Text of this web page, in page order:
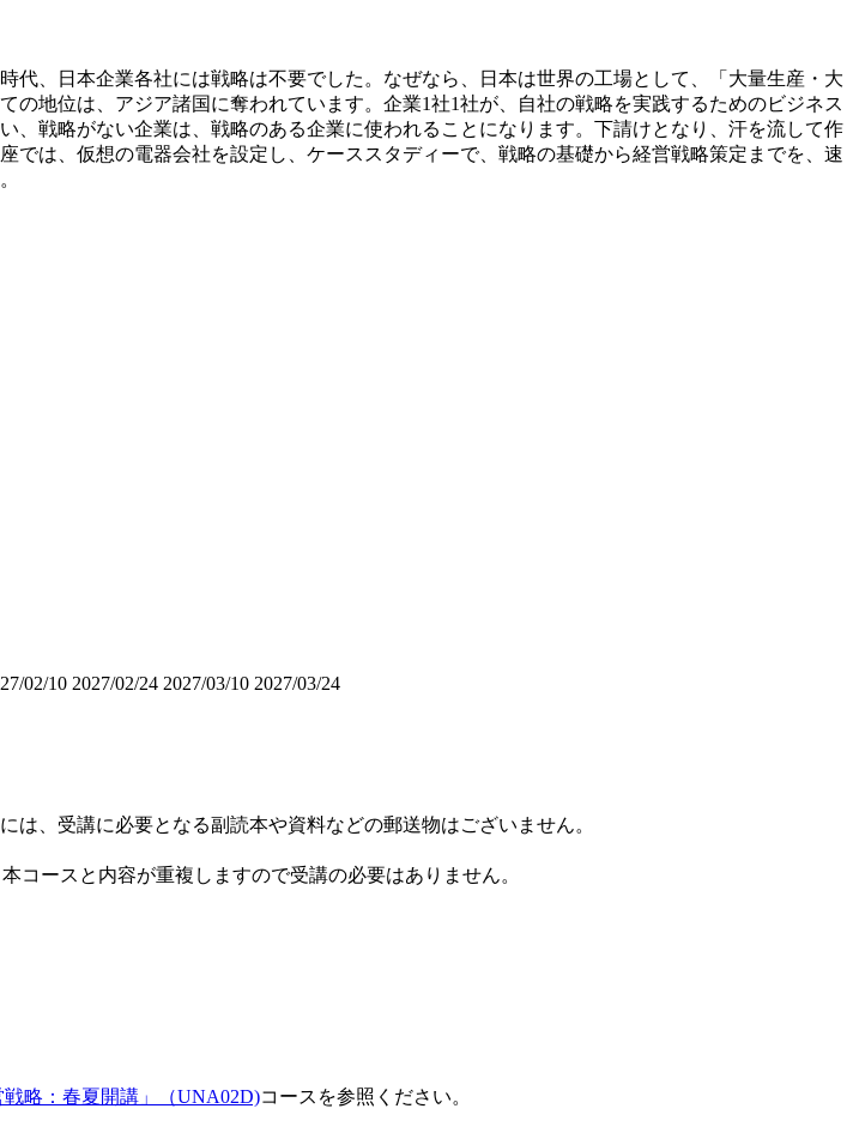
代、日本企業各社には戦略は不要でした。なぜなら、日本は世界の工場として、「大量生産・大
地位は、アジア諸国に奪われています。企業1社1社が、自社の戦略を実践するためのビジネス
戦略がない企業は、戦略のある企業に使われることになります。下請けとなり、汗を流して作
は、仮想の電器会社を設定し、ケーススタディーで、戦略の基礎から経営戦略策定までを、速
02/10 2027/02/24 2027/03/10 2027/03/24
、受講に必要となる副読本や資料などの郵送物はございません。
ースと内容が重複しますので受講の必要はありません。
略：春夏開講」（UNA02D)コースを参照ください。